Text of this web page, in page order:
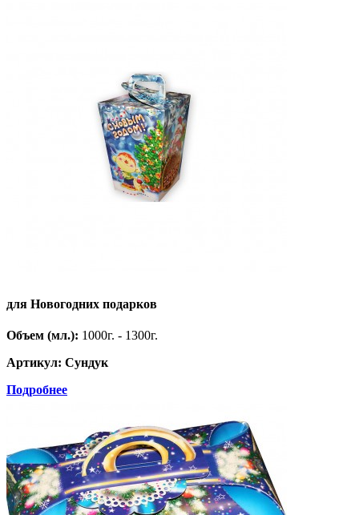
для Новогодних подарков
Объем (мл.): 1000г. - 1300г.
Артикул: Сундук
Подробнее